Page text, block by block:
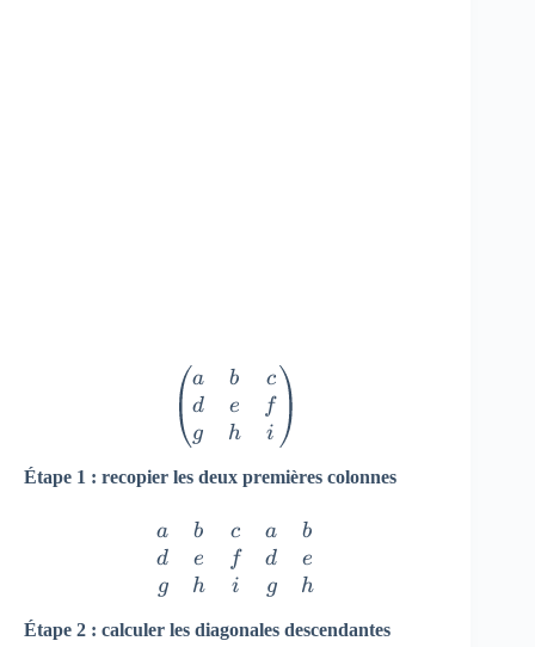
\begin{pmatrix} a & b & c
a
d
g
b
e
h
c
f
i
Étape 1 : recopier les deux premières colonnes
\begin{matrix} a & b & c
a
d
g
b
e
h
c
f
i
a
d
g
b
e
h
Étape 2 : calculer les diagonales descendantes